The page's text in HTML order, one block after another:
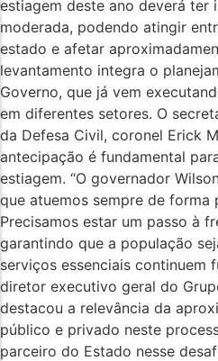
estiagem deste ano deverá ter
moderada, podendo atingir
estado e afetar
levantamento integra o
Governo, que já vem
em diferentes setores. O
da Defesa Civil, coronel Erick
antecipação é fundamental
estiagem. “O governador
que atuemos sempre de forma
Precisamos estar um passo à
garantindo que a população
serviços essenciais continuem
diretor executivo geral do
destacou a relevância da
público e privado neste
parceiro do Estado nesse